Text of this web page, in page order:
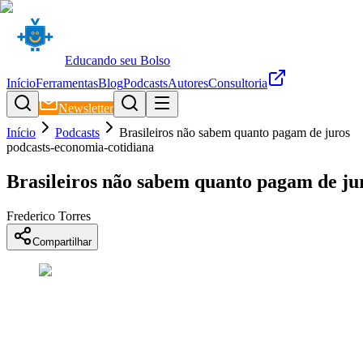
Educando seu Bolso
InícioFerramentasBlogPodcastsAutoresConsultoria
Newsletter
Início
Podcasts
Brasileiros não sabem quanto pagam de juros
podcasts-economia-cotidiana
Brasileiros não sabem quanto pagam de
Frederico Torres
Compartilhar